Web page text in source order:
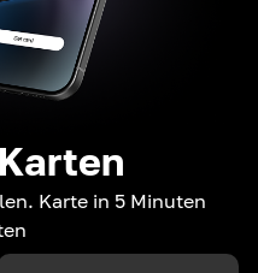
Karte in 5 Minuten